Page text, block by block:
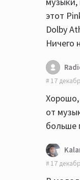
этот
Dolby
Ничего
17
Хорошо,
от
больше
17